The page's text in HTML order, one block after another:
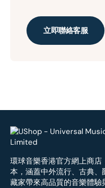
立即聯絡客服
環球音樂香港官方網上商
本，涵蓋中外流行、古典
藏家帶來高品質的音樂體驗